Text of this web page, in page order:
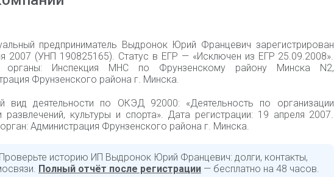
предприниматель Выдронок Юрий Францевич зарегистрирован
2007 (УНП 190825165). Статус в ЕГР — «Исключен из ЕГР 25.09.2008».
органы: Инспекция МНС по Фрунзенскому району Минска N2,
Фрунзенского района г. Минска.
вид деятельности по ОКЭД 92000: «Деятельность по организации
развлечений, культуры и спорта». Дата регистрации: 19 апреля 2007.
Администрация Фрунзенского района г. Минска.
историю ИП Выдронок Юрий Францевич: долги, контакты,
Полный отчёт после регистрации — бесплатно на 48 часов.